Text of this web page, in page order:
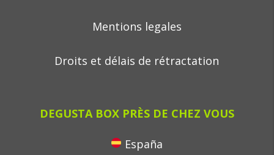
Mentions legales
Droits et délais de rétractation
DEGUSTA BOX PRÈS DE CHEZ VOUS
España